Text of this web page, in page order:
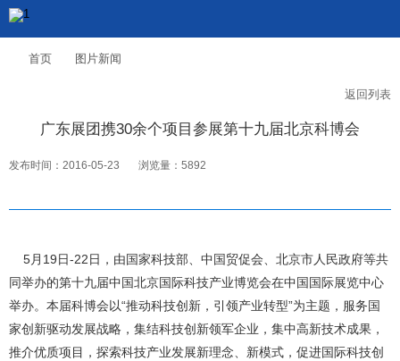
首页 图片新闻
返回列表
广东展团携30余个项目参展第十九届北京科博会
发布时间：2016-05-23 浏览量：5892
5月19日-22日，由国家科技部、中国贸促会、北京市人民政府等共
同举办的第十九届中国北京国际科技产业博览会在中国国际展览中心
举办。本届科博会以“推动科技创新，引领产业转型”为主题，服务国
家创新驱动发展战略，集结科技创新领军企业，集中高新技术成果，
推介优质项目，探索科技产业发展新理念、新模式，促进国际科技创